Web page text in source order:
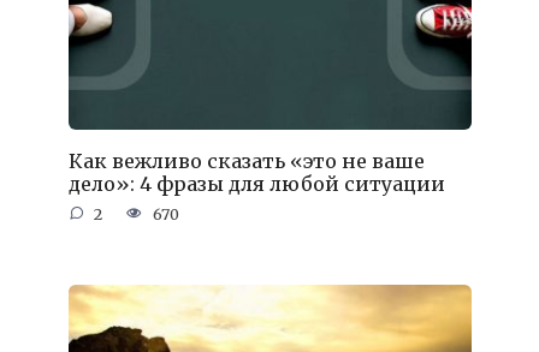
Как вежливо сказать «это не ваше
дело»: 4 фразы для любой ситуации
2 670